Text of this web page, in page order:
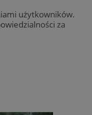
użytkowników.
za